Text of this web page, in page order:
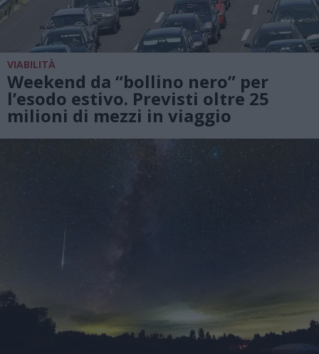
VIABILITÀ
Weekend da “bollino nero” per
l’esodo estivo. Previsti oltre 25
milioni di mezzi in viaggio